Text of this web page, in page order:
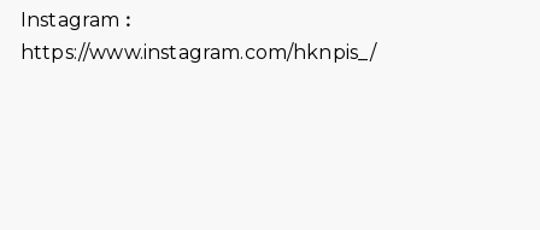
2026-06-11
猛龍長跑隊恆常練習 - 6月11日（19:00
Instagram︰
https://www.instagram.com/hknpis_/